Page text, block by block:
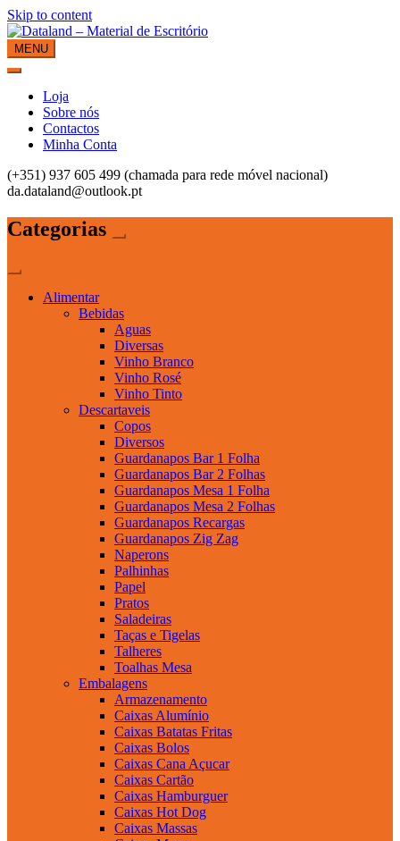
Skip to content
Dataland – Material de Escritório
Material de Escritório
MENU
Loja
Sobre nós
Contactos
Minha Conta
(+351) 937 605 499 (chamada para rede móvel nacional)
da.dataland@outlook.pt
Categorias
Alimentar
Bebidas
Aguas
Diversas
Vinho Branco
Vinho Rosé
Vinho Tinto
Descartaveis
Copos
Diversos
Guardanapos Bar 1 Folha
Guardanapos Bar 2 Folhas
Guardanapos Mesa 1 Folha
Guardanapos Mesa 2 Folhas
Guardanapos Recargas
Guardanapos Zig Zag
Naperons
Palhinhas
Papel
Pratos
Saladeiras
Taças e Tigelas
Talheres
Toalhas Mesa
Embalagens
Armazenamento
Caixas Alumínio
Caixas Batatas Fritas
Caixas Bolos
Caixas Cana Açucar
Caixas Cartão
Caixas Hamburguer
Caixas Hot Dog
Caixas Massas